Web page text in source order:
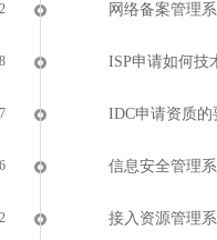
网络备案管理
ISP申请如何技
IDC申请资质的
信息安全管理
接入资源管理